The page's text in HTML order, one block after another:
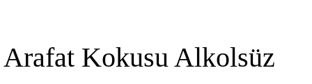
Arafat Kokusu Alkolsüz